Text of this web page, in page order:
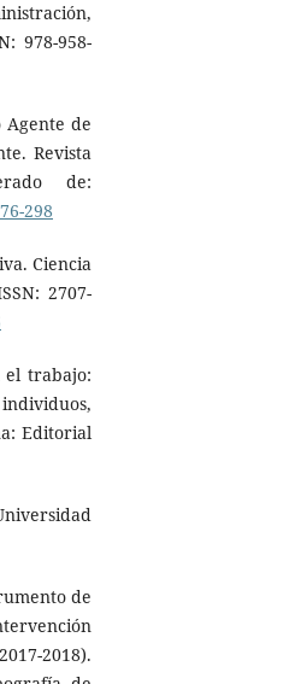
978-958-
Agente de
Revista
de:
298
Ciencia
2707-
el trabajo:
Editorial
de
2018).